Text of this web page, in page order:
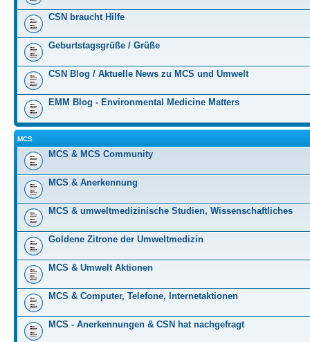
CSN braucht Hilfe
Geburtstagsgrüße / Grüße
CSN Blog / Aktuelle News zu MCS und Umwelt
EMM Blog - Environmental Medicine Matters
MCS
MCS & MCS Community
MCS & Anerkennung
MCS & umweltmedizinische Studien, Wissenschaftliches
Goldene Zitrone der Umweltmedizin
MCS & Umwelt Aktionen
MCS & Computer, Telefone, Internetaktionen
MCS - Anerkennungen & CSN hat nachgefragt